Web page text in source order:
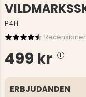
P4H
499 kr
ERBJUDANDEN